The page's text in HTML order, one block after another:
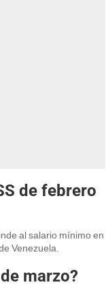
de febrero
al salario mínimo en
Venezuela.
marzo?